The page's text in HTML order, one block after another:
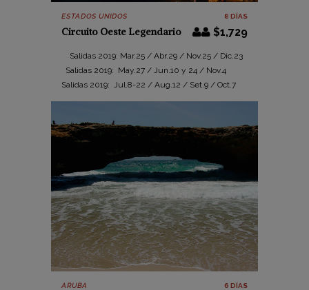
ESTADOS UNIDOS
Circuito Oeste Legendario
8 DÍAS
$1,729
Salidas 2019: Mar.25 / Abr.29 / Nov.25 / Dic.23
Salidas 2019: May.27 / Jun.10 y 24 / Nov.4
Salidas 2019: Jul.8-22 / Aug.12 / Set.9 / Oct.7
ARUBA 6 DÍAS